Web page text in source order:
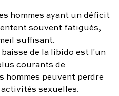
hommes ayant un déficit
souvent fatigués,
suffisant.
baisse de la libido est l'un
courants de
hommes peuvent perdre
sexuelles.